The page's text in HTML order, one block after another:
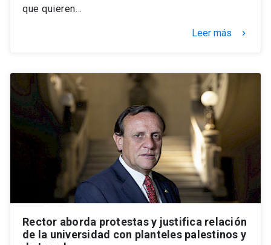
que quieren…
Leer más keyboard_arrow_right
Rector aborda protestas y justifica relación
de la universidad con planteles palestinos y